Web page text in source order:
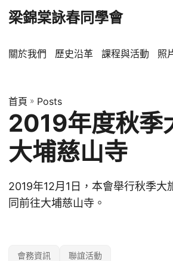
梁錦棠詠春同學會
關於我們 歷史沿革 課程與活動 照
首頁 » Posts
2019年度秋季
大埔慈山寺
2019年12月1日，本會舉行秋季大
同前往大埔慈山寺。
會務資訊 聯誼活動